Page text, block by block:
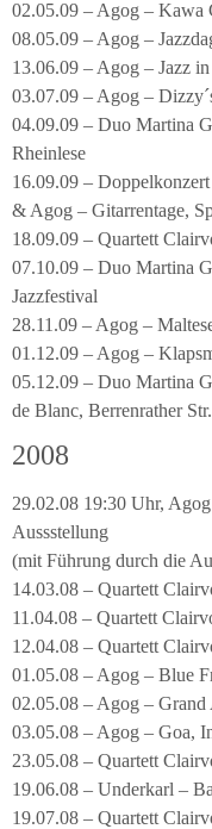
02.05.09 – Agog – Kawa
08.05.09 – Agog –
13.06.09 – Agog – Jazz
03.07.09 – Agog –
04.09.09 – Duo Martina
Rheinlese
16.09.09 –
& Agog – Gitarrentage,
18.09.09 – Quartett
07.10.09 – Duo Martina
Jazzfestival
28.11.09 – Agog –
01.12.09 – Agog –
05.12.09 – Duo Martina
de Blanc, Berrenrather
2008
29.02.08 19:30 Uhr,
Aussstellung
(mit Führung durch die
14.03.08 – Quartett
11.04.08 – Quartett
12.04.08 – Quartett
01.05.08 – Agog – Blue
02.05.08 – Agog –
03.05.08 – Agog – Goa,
23.05.08 – Quartett
19.06.08 – Underkarl –
19.07.08 – Quartett